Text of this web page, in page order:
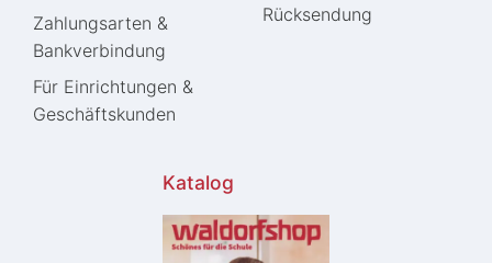
Zahlungsarten &
Bankverbindung
Für Einrichtungen &
Geschäftskunden
Rücksendung
Katalog